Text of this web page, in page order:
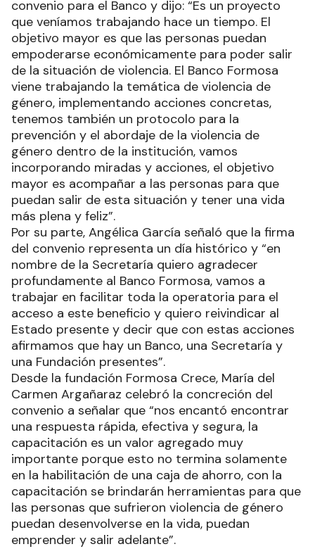
convenio para el Banco y dijo: “Es un proyecto
que veníamos trabajando hace un tiempo. El
objetivo mayor es que las personas puedan
empoderarse económicamente para poder salir
de la situación de violencia. El Banco Formosa
viene trabajando la temática de violencia de
género, implementando acciones concretas,
tenemos también un protocolo para la
prevención y el abordaje de la violencia de
género dentro de la institución, vamos
incorporando miradas y acciones, el objetivo
mayor es acompañar a las personas para que
puedan salir de esta situación y tener una vida
más plena y feliz”.
Por su parte, Angélica García señaló que la firma
del convenio representa un día histórico y “en
nombre de la Secretaría quiero agradecer
profundamente al Banco Formosa, vamos a
trabajar en facilitar toda la operatoria para el
acceso a este beneficio y quiero reivindicar al
Estado presente y decir que con estas acciones
afirmamos que hay un Banco, una Secretaría y
una Fundación presentes”.
Desde la fundación Formosa Crece, María del
Carmen Argañaraz celebró la concreción del
convenio a señalar que “nos encantó encontrar
una respuesta rápida, efectiva y segura, la
capacitación es un valor agregado muy
importante porque esto no termina solamente
en la habilitación de una caja de ahorro, con la
capacitación se brindarán herramientas para que
las personas que sufrieron violencia de género
puedan desenvolverse en la vida, puedan
emprender y salir adelante”.